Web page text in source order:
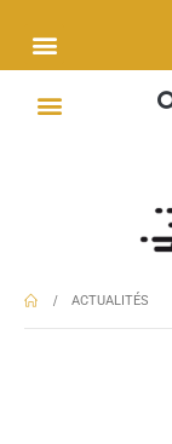
ACTUALITÉS